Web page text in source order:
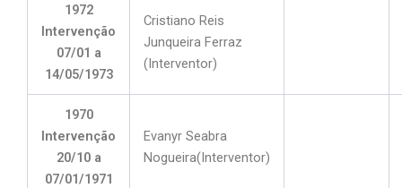
1972
Intervenção
07/01 a
14/05/1973
Cristiano Reis
Junqueira Ferraz
(Interventor)
1970
Intervenção
20/10 a
07/01/1971
Evanyr Seabra
Nogueira(Interventor)